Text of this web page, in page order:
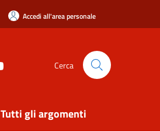
Accedi all'area personale
Cerca
Tutti gli argomenti